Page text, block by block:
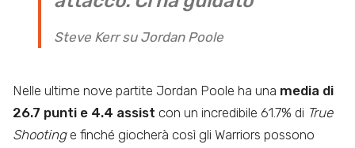
Steve Kerr su Jordan Poole
Nelle ultime nove partite Jordan Poole ha una media di
26.7 punti e 4.4 assist con un incredibile 61.7% di True
Shootinge finché giocherà così gli Warriors possono